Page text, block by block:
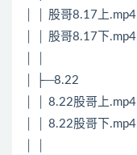
│ │ 股哥8.17上.mp4
│ │ 股哥8.17下.mp4
│ ├─8.22
│ │ 8.22股哥上.mp4
│ │ 8.22股哥下.mp4